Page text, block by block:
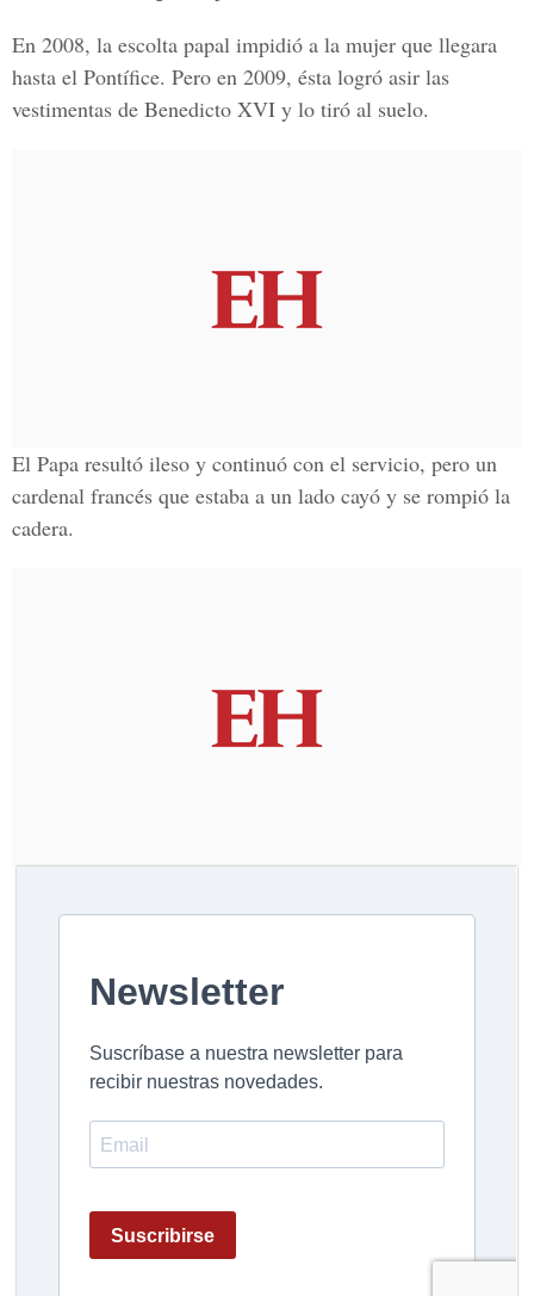
En 2008, la escolta papal impidió a la mujer que llegara
hasta el Pontífice. Pero en 2009, ésta logró asir las
vestimentas de Benedicto XVI y lo tiró al suelo.
El Papa resultó ileso y continuó con el servicio, pero un
cardenal francés que estaba a un lado cayó y se rompió la
cadera.